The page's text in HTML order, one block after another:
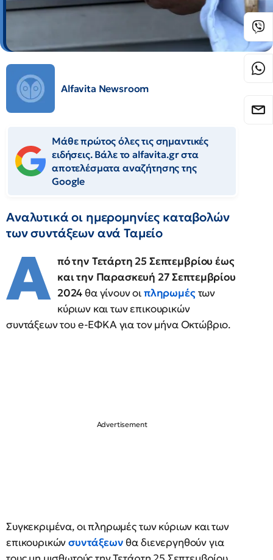
Alfavita Newsroom
Μάθε πρώτος όλες τις σημαντικές
ειδήσεις. Βάλε το alfavita.gr στα
αποτελέσματα αναζήτησης της
Google
Αναλυτικά οι ημερομηνίες καταβολών
των συντάξεων ανά Ταμείο
Α πό την Τετάρτη 25 Σεπτεμβρίου έως
και την Παρασκευή 27 Σεπτεμβρίου
2024θα γίνουν οιπληρωμέςτων
κύριων και των επικουρικών
συντάξεων του e-ΕΦΚΑ για τον μήνα Οκτώβριο.
Συγκεκριμένα, οι πληρωμές των κύριων και των
επικουρικώνσυντάξεωνθα διενεργηθούν για